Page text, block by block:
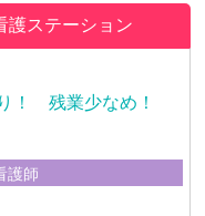
護ステーション
！ 残業少なめ！
護師